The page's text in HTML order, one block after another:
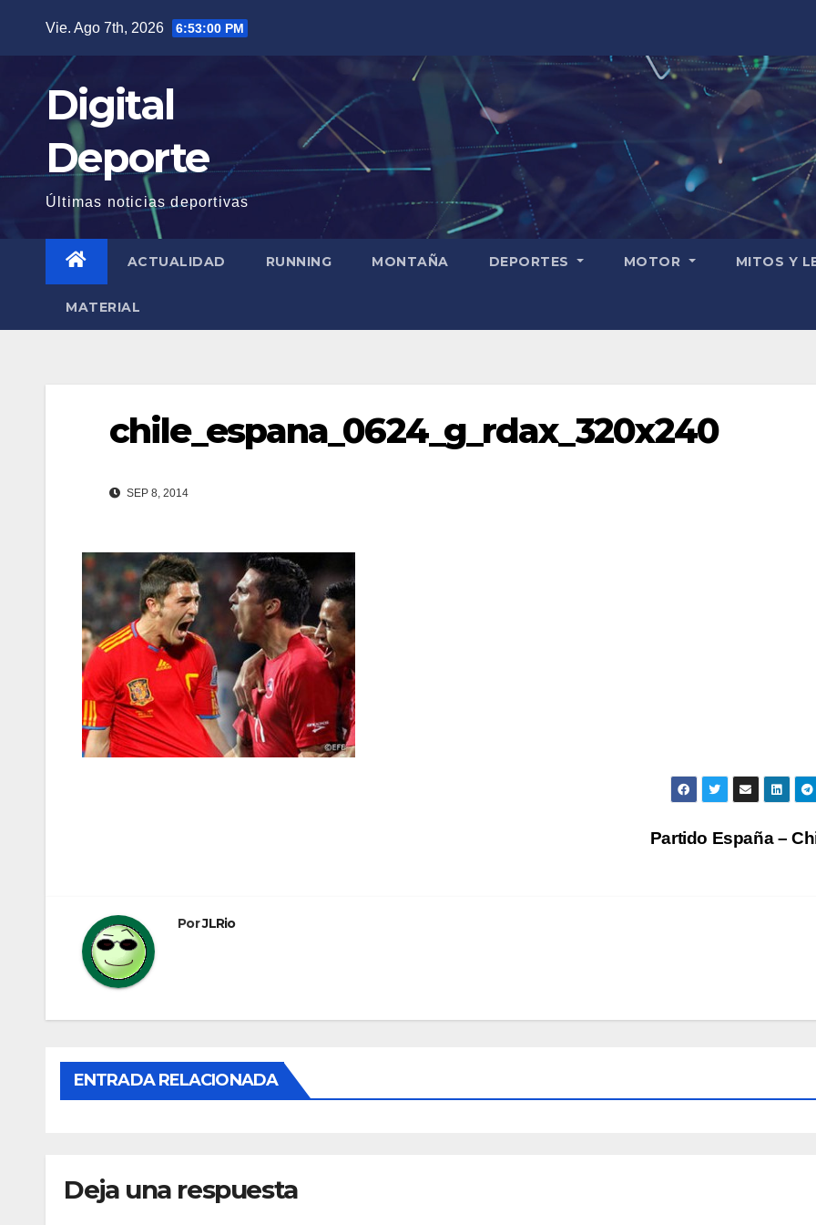
contenido
Vie. Ago 7th, 2026 6:53:01 PM
Digital
Deporte
Últimas noticias deportivas
ACTUALIDAD RUNNING MONTAÑA DEPORTES MOTOR MITOS Y
MATERIAL
chile_espana_0624_g_rdax_320x240
SEP 8, 2014
entradas
Partido España –
PorJLRio
ENTRADA RELACIONADA
Deja una respuesta